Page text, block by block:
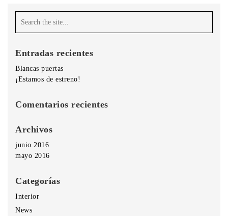
Entradas recientes
Blancas puertas
¡Estamos de estreno!
Comentarios recientes
Archivos
junio 2016
mayo 2016
Categorías
Interior
News